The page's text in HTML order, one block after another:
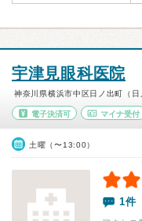
宇津見眼科医院
神奈川県横浜市中区日ノ出町（日
電子決済可 マイナ受付
土曜（〜13:00）
1件